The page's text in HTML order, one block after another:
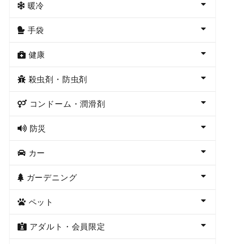
暖冷
手袋
健康
殺虫剤・防虫剤
コンドーム・潤滑剤
防災
カー
ガーデニング
ペット
アダルト・会員限定